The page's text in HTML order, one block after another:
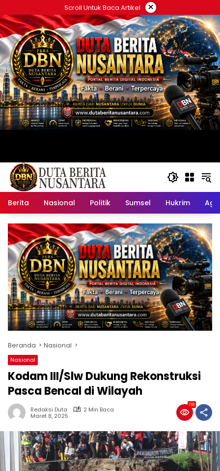
ke
konten
Scroll Untuk Baca Artikel ×
Berita Nasional Politik Sumsel Hukrim
Beranda Nasional
Nasional
Kodam III/Slw Dukung Rekonstruksi
Pasca Bencal di Wilayah
Redaksi Duta
2 Min Baca
Maret 8, 2025
118